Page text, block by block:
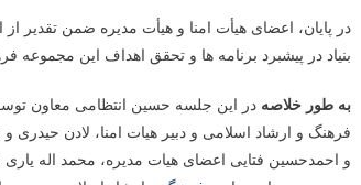
در پایان، اعضای هیأت امنا و هیأت مدیره ضمن تقدیر
بنیاد در پیشبرد برنامه ها و تحقق اهداف این مجموعه
به طور خلاصه در این جلسه حسین انتظامی معاون
فرهنگ و ارشاد اسلامی و دبیر هیات امنا، لادن
و احمدحسین فتایی اعضای هیات مدیره، محمد اله